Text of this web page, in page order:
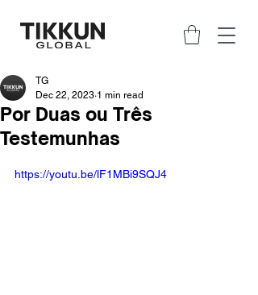
Por Duas ou Três
Testemunhas
TG
Dec 22, 2023 1 min read
https://youtu.be/lF1MBi9SQJ4